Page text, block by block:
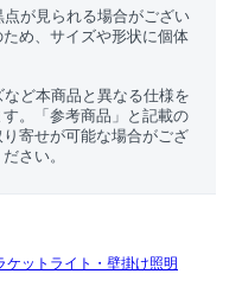
が見られる場合がござい
め、サイズや形状に個体
ど本商品と異なる仕様を
。「参考商品」と記載の
寄せが可能な場合がござ
さい。
ケットライト・壁掛け照明